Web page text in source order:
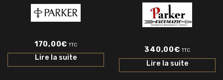
170,00€ TTC
Lire la suite
340,00€ TTC
Lire la suite